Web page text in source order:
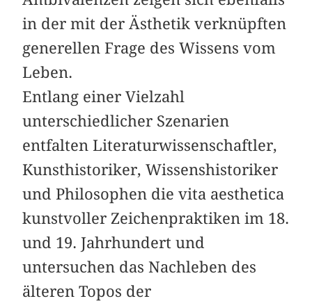
in der mit der Ästhetik verknüpften
generellen Frage des Wissens vom
Leben.
Entlang einer Vielzahl
unterschiedlicher Szenarien
entfalten Literaturwissenschaftler,
Kunsthistoriker, Wissenshistoriker
und Philosophen die vita aesthetica
kunstvoller Zeichenpraktiken im 18.
und 19. Jahrhundert und
untersuchen das Nachleben des
älteren Topos der